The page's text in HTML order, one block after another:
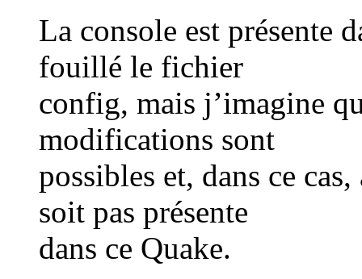
La console est présente
fouillé le fichier
config, mais j’imagine
modifications sont
possibles et, dans ce
soit pas présente
dans ce Quake.